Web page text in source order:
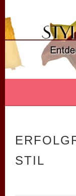
zum
InhaltENTDECKEN
STIL